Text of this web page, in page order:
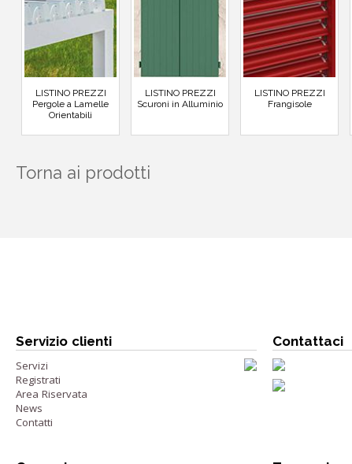
LISTINO PREZZI
Pergole a Lamelle
Orientabili
LISTINO PREZZI
Scuroni in Alluminio
LISTINO PREZZI
Frangisole
Torna ai prodotti
Servizio clienti
Servizi
Registrati
Area Riservata
News
Contatti
Contattaci